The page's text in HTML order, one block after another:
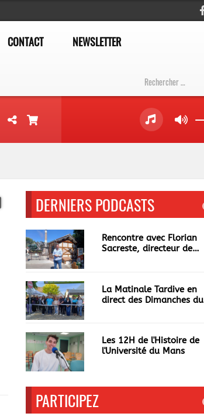
CONTACT NEWSLETTER
DERNIERS PODCASTS
Rencontre avec Florian
Sacreste, directeur de
La Matinale Tardive en
direct des Dimanches du
Les 12H de l'Histoire de
l'Université du Mans
PARTICIPEZ